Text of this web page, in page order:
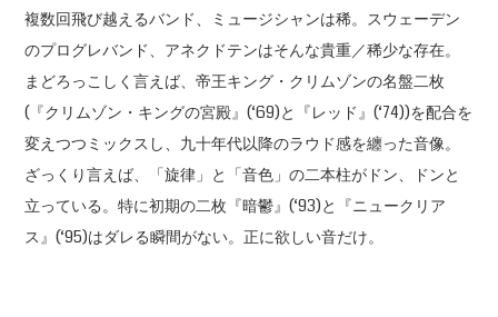
複数回飛び越えるバンド、ミュージシャンは稀。スウェーデン
のプログレバンド、アネクドテンはそんな貴重／稀少な存在。
まどろっこしく言えば、帝王キング・クリムゾンの名盤二枚
(『クリムゾン・キングの宮殿』(‘69)と『レッド』(‘74))を配合を
変えつつミックスし、九十年代以降のラウド感を纏った音像。
ざっくり言えば、「旋律」と「音色」の二本柱がドン、ドンと
立っている。特に初期の二枚『暗鬱』(‘93)と『ニュークリア
ス』(‘95)はダレる瞬間がない。正に欲しい音だけ。